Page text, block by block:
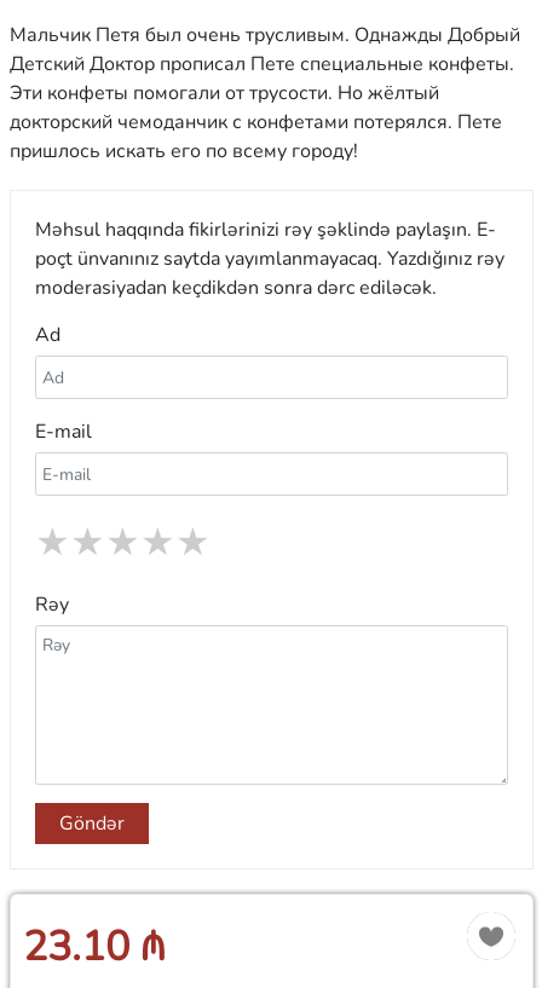
Мальчик Петя был очень трусливым. Однажды Добрый
Детский Доктор прописал Пете специальные конфеты.
Эти конфеты помогали от трусости. Но жёлтый
докторский чемоданчик с конфетами потерялся. Пете
пришлось искать его по всему городу!
Məhsul haqqında fikirlərinizi rəy şəklində paylaşın. E-
poçt ünvanınız saytda yayımlanmayacaq. Yazdığınız rəy
moderasiyadan keçdikdən sonra dərc ediləcək.
Ad
E-mail
★
★
★
★
★
Rəy
Göndər
23.10 ₼